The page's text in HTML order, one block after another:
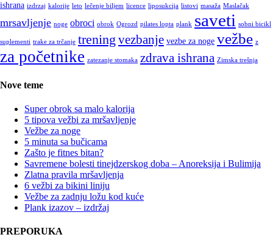
ishrana izdrzaj kalorije leto lečenje biljem licence liposukcija listovi masaža Maslačak
mrsavljenje noge obroci obrok Ogrozd pilates lopta plank saveti sobni bicikl
suplementi trake za trčanje trening vezbanje vezbe za noge vežbe z
za početnike zatezanje stomaka zdrava ishrana Zimska trešnja
Nove teme
Super obrok sa malo kalorija
5 tipova vežbi za mršavljenje
Vežbe za noge
5 minuta sa bučicama
Zašto je fitnes bitan?
Savremene bolesti tinejdzerskog doba – Anoreksija i Bulimija
Zlatna pravila mršavljenja
6 vežbi za bikini liniju
Vežbe za zadnju ložu kod kuće
Plank izazov – izdržaj
PREPORUKA